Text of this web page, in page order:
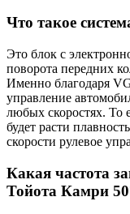
Что такое
Это блок с
поворота передних
Именно благодаря
управление
любых скоростях. То
будет расти
скорости рулевое
Какая частота
Тойота Камри